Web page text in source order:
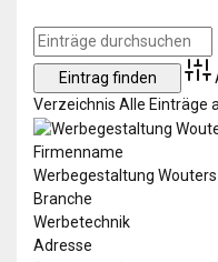
Verzeichnis Alle Einträge
Firmenname
Werbegestaltung Wouters
Branche
Werbetechnik
Adresse